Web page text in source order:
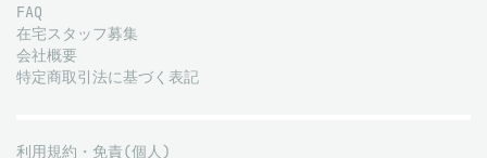
FAQ
在宅スタッフ募集
会社概要
特定商取引法に基づく表記
利用規約・免責(個人)